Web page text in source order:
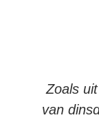
Zoals
van